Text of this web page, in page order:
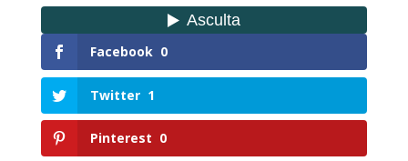
Facebook 0
Twitter 1
Pinterest 0